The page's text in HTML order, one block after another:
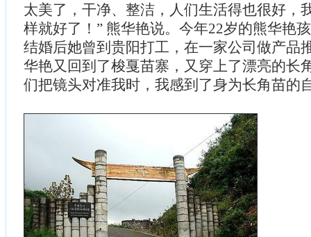
太美了，干净、整洁，人们生活得也很好，
样就好了！” 熊华艳说。今年22岁的熊华艳
结婚后她曾到贵阳打工，在一家公司做产品
华艳又回到了梭戛苗寨，又穿上了漂亮的长
们把镜头对准我时，我感到了身为长角苗的